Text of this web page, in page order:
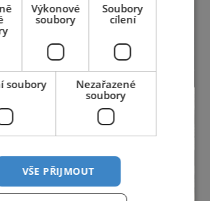
Výkonové
soubory
Soubory
cílení
soubory
Nezařazené
soubory
VŠE PŘIJMOUT